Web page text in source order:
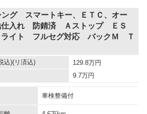
ング スマートキー、ＥＴＣ、オー
仕入れ 防錆済 Ａストップ ＥＳ
イト フルセグ対応 バックＭ Ｔ
込)(リ済込) 129.8万円
9.7万円
車検整備付